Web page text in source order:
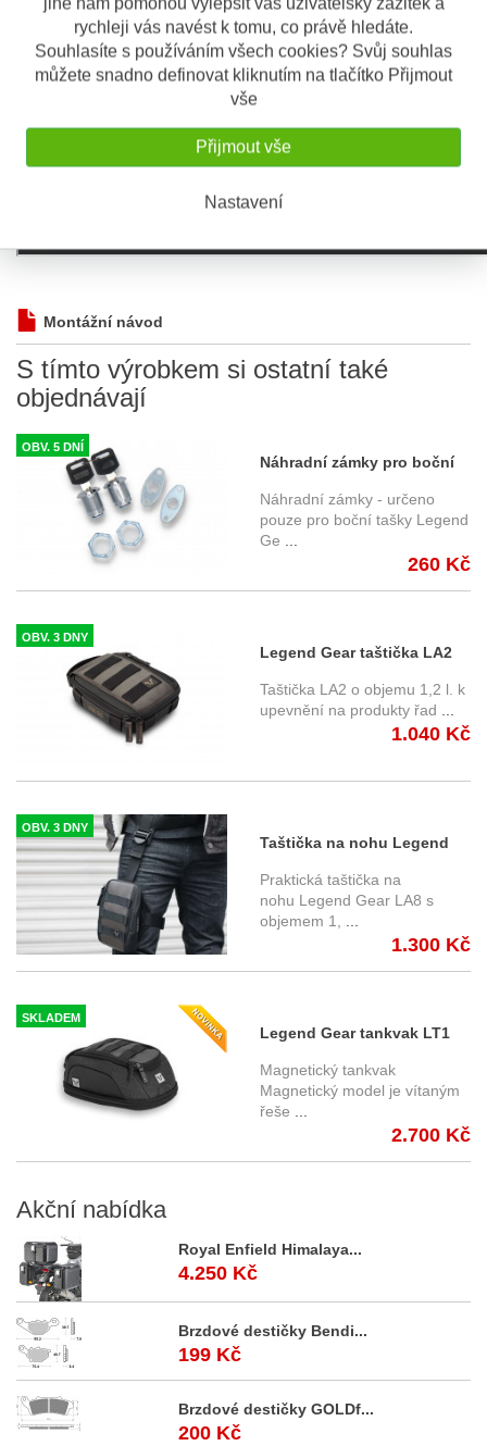
rychleji vás navést k tomu, co právě hledáte.
Souhlasíte s používáním všech cookies? Svůj souhlas
můžete snadno definovat kliknutím na tlačítko Přijmout
vše
Přijmout vše
Nastavení
Montážní návod
S tímto výrobkem si ostatní také
objednávají
OBV. 5 DNÍ
Náhradní zámky pro boční
tašky Legend Gear LH, 2 ks
+ 2 ks klíčů
Náhradní zámky - určeno
pouze pro boční tašky Legend
Ge ...
260 Kč
OBV. 3 DNY
Legend Gear taštička LA2
1,2 litrů
BC.TRS.00.404.10000
Taštička LA2 o objemu 1,2 l. k
upevnění na produkty řad ...
1.040 Kč
OBV. 3 DNY
Taštička na nohu Legend
Gear LA8 1,25 l + popruh
LA7
Praktická taštička na
nohu Legend Gear LA8 s
objemem 1, ...
1.300 Kč
SKLADEM
Legend Gear tankvak LT1
magnetický 3 - 5,5 litrů
BC.TRS.00.401.20000
Magnetický tankvak
Magnetický model je vítaným
řeše ...
2.700 Kč
Akční nabídka
Royal Enfield Himalaya...
4.250 Kč
Brzdové destičky Bendi...
199 Kč
Brzdové destičky GOLDf...
200 Kč